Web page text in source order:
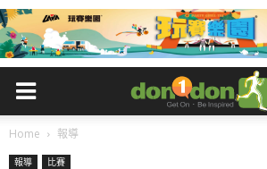
Home 報導
報導 比賽